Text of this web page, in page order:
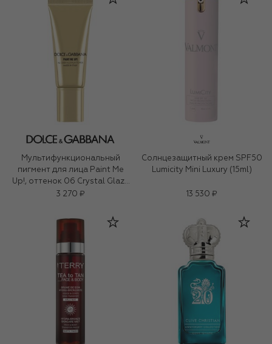
Мультифункциональный
пигмент для лица Paint Me
Up!, оттенок 06 Crystal Glaze
(5ml)
3 270 ₽
Солнцезащитный крем SPF50
Lumicity Mini Luxury (15ml)
13 530 ₽